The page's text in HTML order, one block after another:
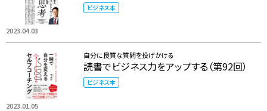
2023.04.03
ビジネス本
2023.01.05
自分に良質な質問を投げかける
読書でビジネス力をアップする（第92回）
ビジネス本